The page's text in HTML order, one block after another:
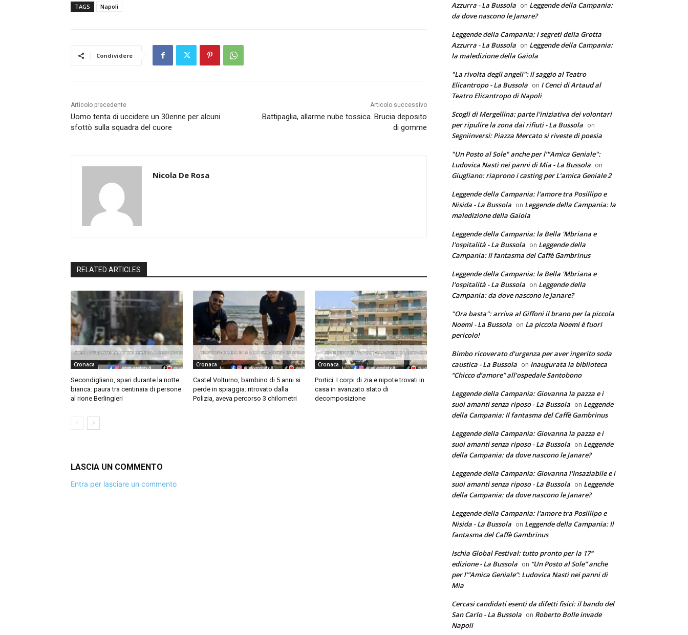
TAGS Napoli
Condividere
Articolo precedente
Uomo tenta di uccidere un 30enne per alcuni
sfottò sulla squadra del cuore
Articolo successivo
Battipaglia, allarme nube tossica. Brucia deposito
di gomme
Nicola De Rosa
RELATED ARTICLES
Cronaca
Secondigliano, spari durante la notte
bianca: paura tra centinaia di persone
al rione Berlingieri
Cronaca
Castel Volturno, bambino di 5 anni si
perde in spiaggia: ritrovato dalla
Polizia, aveva percorso 3 chilometri
Cronaca
Portici: I corpi di zia e nipote trovati in
casa in avanzato stato di
decomposizione
LASCIA UN COMMENTO
Entra per lasciare un commento
Azzurra - La Bussola on Leggende della Campania:
da dove nascono le Janare?
Leggende della Campania: i segreti della Grotta
Azzurra - La Bussola on Leggende della Campania:
la maledizione della Gaiola
"La rivolta degli angeli": il saggio al Teatro
Elicantropo - La Bussola on I Cenci di Artaud al
Teatro Elicantropo di Napoli
Scogli di Mergellina: parte l'iniziativa dei volontari
per ripulire la zona dai rifiuti - La Bussola on
Segniinversi: Piazza Mercato si riveste di poesia
"Un Posto al Sole" anche per l’"Amica Geniale":
Ludovica Nasti nei panni di Mia - La Bussola on
Giugliano: riaprono i casting per L’amica Geniale 2
Leggende della Campania: l'amore tra Posillipo e
Nisida - La Bussola on Leggende della Campania: la
maledizione della Gaiola
Leggende della Campania: la Bella 'Mbriana e
l'ospitalità - La Bussola on Leggende della
Campania: Il fantasma del Caffè Gambrinus
Leggende della Campania: la Bella 'Mbriana e
l'ospitalità - La Bussola on Leggende della
Campania: da dove nascono le Janare?
"Ora basta": arriva al Giffoni il brano per la piccola
Noemi - La Bussola on La piccola Noemi è fuori
pericolo!
Bimbo ricoverato d'urgenza per aver ingerito soda
caustica - La Bussola on Inaugurata la biblioteca
“Chicco d’amore” all’ospedale Santobono
Leggende della Campania: Giovanna la pazza e i
suoi amanti senza riposo - La Bussola on Leggende
della Campania: Il fantasma del Caffè Gambrinus
Leggende della Campania: Giovanna la pazza e i
suoi amanti senza riposo - La Bussola on Leggende
della Campania: da dove nascono le Janare?
Leggende della Campania: Giovanna l'Insaziabile e i
suoi amanti senza riposo - La Bussola on Leggende
della Campania: da dove nascono le Janare?
Leggende della Campania: l'amore tra Posillipo e
Nisida - La Bussola on Leggende della Campania: Il
fantasma del Caffè Gambrinus
Ischia Global Festival: tutto pronto per la 17°
edizione - La Bussola on “Un Posto al Sole” anche
per l’”Amica Geniale”: Ludovica Nasti nei panni di
Mia
Cercasi candidati esenti da difetti fisici: il bando del
San Carlo - La Bussola on Roberto Bolle invade
Napoli